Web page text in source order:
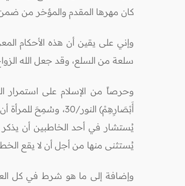
كان مهرها المقدم والمؤخر من ضمن
وإني على يقين أن هذه الأحكام
سلعة من السلع، وقد جعل الله
وحرصاً من الإسلام على استمرار
يُستثنى منها من أجل أن لا يقع
وإضافة إلى ما هو شرط في كل